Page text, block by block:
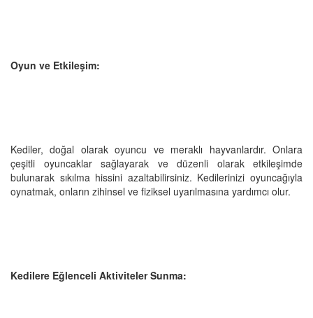
Oyun ve Etkileşim:
Kediler, doğal olarak oyuncu ve meraklı hayvanlardır. Onlara
çeşitli oyuncaklar sağlayarak ve düzenli olarak etkileşimde
bulunarak sıkılma hissini azaltabilirsiniz. Kedilerinizi oyuncağıyla
oynatmak, onların zihinsel ve fiziksel uyarılmasına yardımcı olur.
Kedilere Eğlenceli Aktiviteler Sunma: